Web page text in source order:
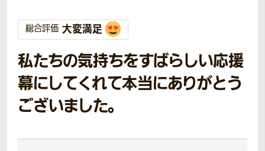
総合評価 大変満足
私たちの気持ちをすばらしい応援
幕にしてくれて本当にありがとう
ございました。